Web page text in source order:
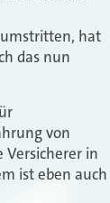
umstritten, hat
das nun
von
Versicherer in
ist eben auch